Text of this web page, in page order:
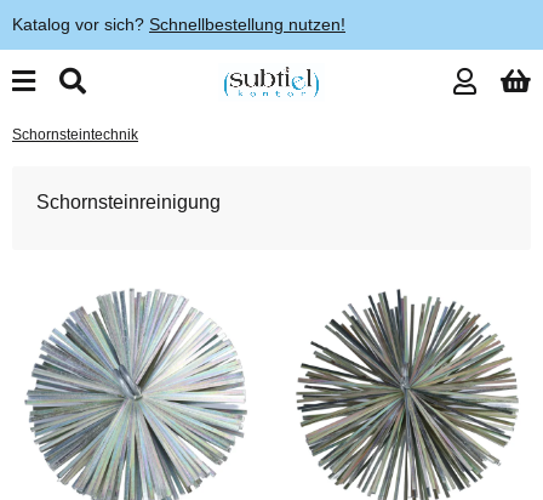
Katalog vor sich? Schnellbestellung nutzen!
Schornsteintechnik
Schornsteinreinigung